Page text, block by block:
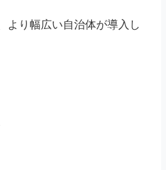
より幅広い自治体が導入し